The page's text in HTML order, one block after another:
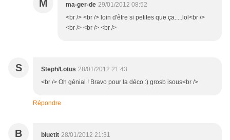
M ma-ger-de 29/01/2012 08:52
<br /> <br /> loin d'être si petites que ça.....lol<br />
<br /> <br /> <br />
S Steph/Lotus 28/01/2012 21:43
<br /> Oh génial ! Bravo pour la déco :) grosb isous<br />
Répondre
B bluetit 28/01/2012 21:31